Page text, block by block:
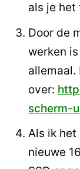
als je
Door de
werken
allemaal.
over:
scherm-
Als ik het
nieuwe